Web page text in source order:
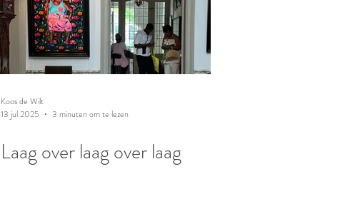
Laag over laag over laag
Koos de Wilt
13 jul 2025
3 minuten om te lezen